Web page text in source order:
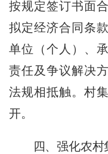
按规定签订书面
拟定经济合同条
单位（个人）、
责任及争议解决
法规相抵触。村
开。
四、强化农村